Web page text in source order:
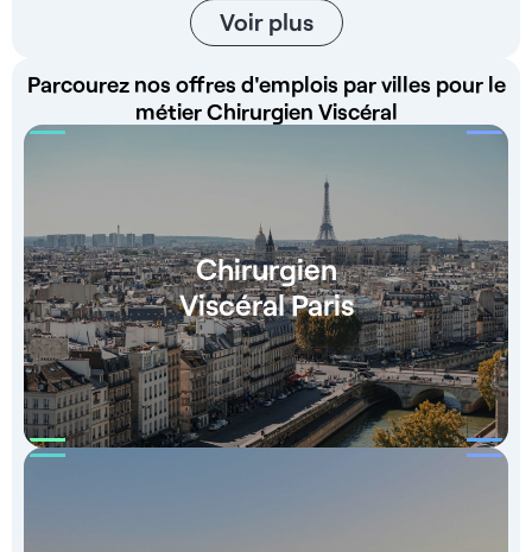
Voir plus
Parcourez nos offres d'emplois par villes pour le
métier Chirurgien Viscéral
Chirurgien
Viscéral Paris